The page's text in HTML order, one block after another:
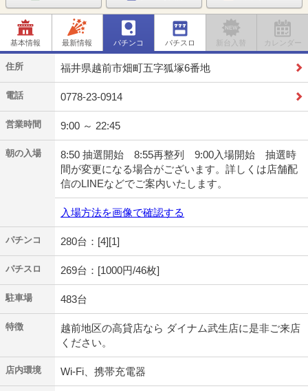
基本情報 最新情報 パチンコ パチスロ 新台入替 カレンダー
住所 福井県越前市畑町五字狐塚6番地
電話 0778-23-0914
営業時間 9:00 ～ 22:45
朝の入場
8:50 抽選開始 8:55再整列 9:00入場開始 抽選時
間が変更になる場合がございます。詳しくは店舗配
信のLINEなどでご案内いたします。
入場方法を画像で確認する
パチンコ 280台：[4][1]
パチスロ 269台：[1000円/46枚]
駐車場 483台
特徴
越前地区の高貸店なら ダイナム武生店に是非ご来店
ください。
店内環境 Wi-Fi、携帯充電器